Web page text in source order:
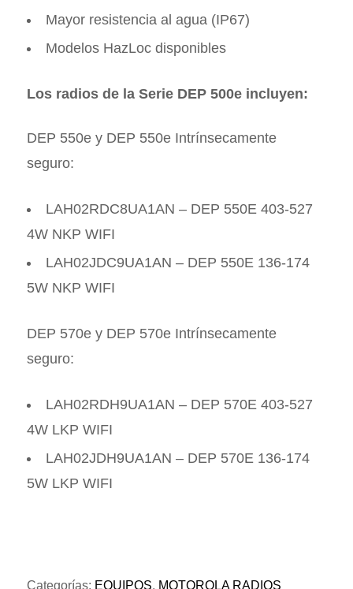
Mayor resistencia al agua (IP67)
Modelos HazLoc disponibles
Los radios de la Serie DEP 500e incluyen:
DEP 550e y DEP 550e Intrínsecamente
seguro:
LAH02RDC8UA1AN – DEP 550E 403-527
4W NKP WIFI
LAH02JDC9UA1AN – DEP 550E 136-174
5W NKP WIFI
DEP 570e y DEP 570e Intrínsecamente
seguro:
LAH02RDH9UA1AN – DEP 570E 403-527
4W LKP WIFI
LAH02JDH9UA1AN – DEP 570E 136-174
5W LKP WIFI
Categorías: EQUIPOS, MOTOROLA RADIOS